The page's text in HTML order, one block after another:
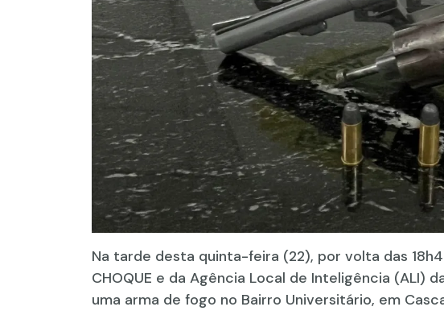
Na tarde desta quinta-feira (22), por volta das
CHOQUE e da Agência Local de Inteligência (ALI)
uma arma de fogo no Bairro Universitário, em